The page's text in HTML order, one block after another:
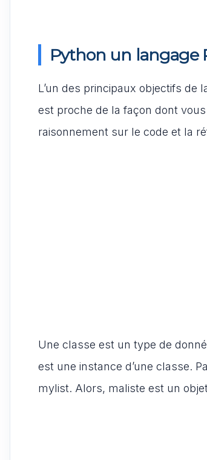
Python un langage
L’un des principaux objectifs
est proche de la façon dont
raisonnement sur le code et la
Une classe est un type de
est une instance d’une classe.
mylist. Alors, maliste est un